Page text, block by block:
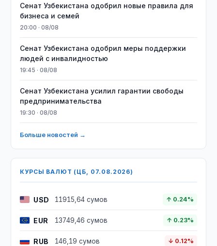
Сенат Узбекистана одобрил новые правила для
бизнеса и семей
20:00 · 08/08
Сенат Узбекистана одобрил меры поддержки
людей с инвалидностью
19:45 · 08/08
Сенат Узбекистана усилил гарантии свободы
предпринимательства
19:30 · 08/08
Больше новостей →
КУРСЫ ВАЛЮТ (ЦБ, 07.08.2026)
USD 11915,64 сумов ↑ 0.24%
EUR 13749,46 сумов ↑ 0.23%
RUB 146,19 сумов ↓ 0.12%